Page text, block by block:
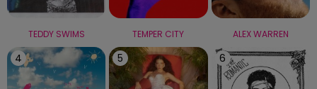
TEDDY SWIMS TEMPER CITY ALEX WARREN
4 5 6